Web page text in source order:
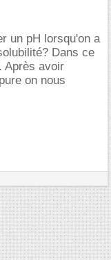
un pH lorsqu'on a
Dans ce
Après avoir
on nous